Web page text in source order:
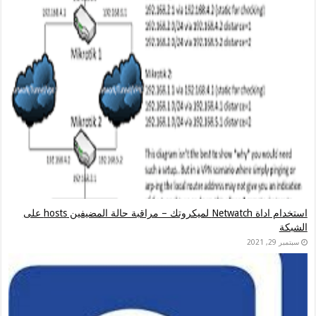
استخدام اداة Netwatch لميكروتك – مراقبة حالة المضيفين hosts على